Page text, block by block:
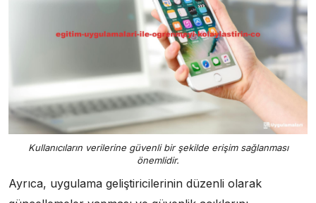
Kullanıcıların verilerine güvenli bir şekilde erişim sağlanması
önemlidir.
Ayrıca, uygulama geliştiricilerinin düzenli olarak